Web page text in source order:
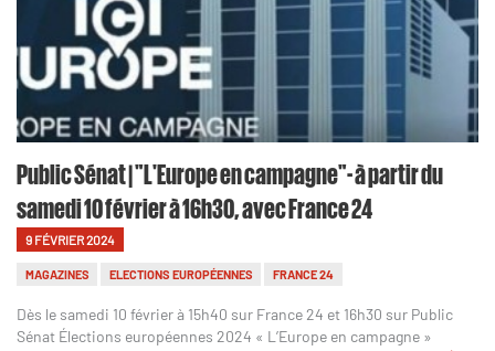
Public Sénat | "L'Europe en campagne"- à partir du
samedi 10 février à 16h30, avec France 24
9 FÉVRIER 2024
MAGAZINES ELECTIONS EUROPÉENNES FRANCE 24
Dès le samedi 10 février à 15h40 sur France 24 et 16h30 sur Public
Sénat Élections européennes 2024 « L’Europe en campagne »